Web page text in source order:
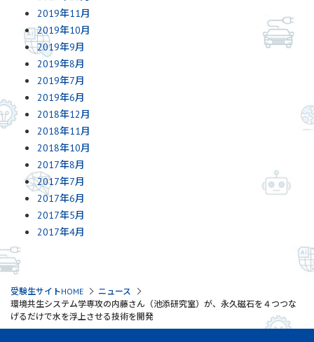
2019年11月
2019年10月
2019年9月
2019年8月
2019年7月
2019年6月
2018年12月
2018年11月
2018年10月
2017年8月
2017年7月
2017年6月
2017年5月
2017年4月
受験生サイトHOME
ニュース
環境共生システム学専攻の内藤さん（池添研究室）が、永久磁石を４つつな
げるだけで水を浮上させる技術を開発